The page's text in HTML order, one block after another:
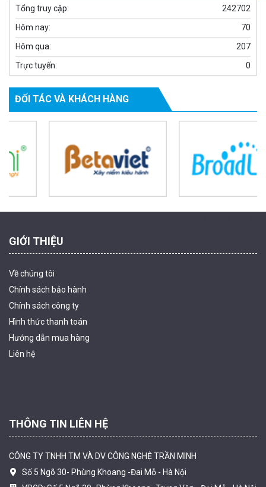
2.060.000 đ 1.469.000 đ
MUA NGAY
1.679.000 đ
242702
Tổng truy cập:
70
Hôm nay:
207
Hôm qua:
0
Trực tuyến:
ĐỐI TÁC VÀ KHÁCH HÀNG
GIỚI THIỆU
Về chúng tôi
Chính sách bảo hành
Chính sách công ty
Hình thức thanh toán
Hướng dẫn mua hàng
Liên hệ
THÔNG TIN LIÊN HỆ
CÔNG TY TNHH TM VÀ DV CÔNG NGHỆ TRẦN MINH
Số 5 Ngõ 30- Phùng Khoang -Đai Mỗ - Hà Nội